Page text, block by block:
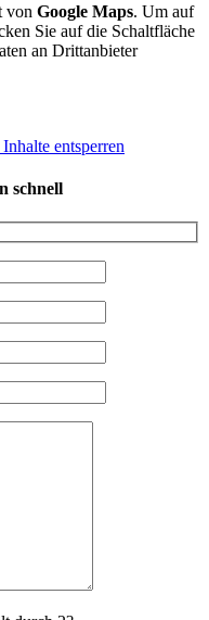
von Google Maps. Um auf
Sie auf die Schaltfläche
an Drittanbieter
entsperren
schnell